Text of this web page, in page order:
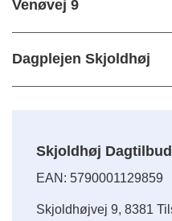
Venøvej 9
Dagplejen Skjoldhøj
Skjoldhøj Dagtilbud
EAN: 5790001129859
Skjoldhøjvej 9, 8381